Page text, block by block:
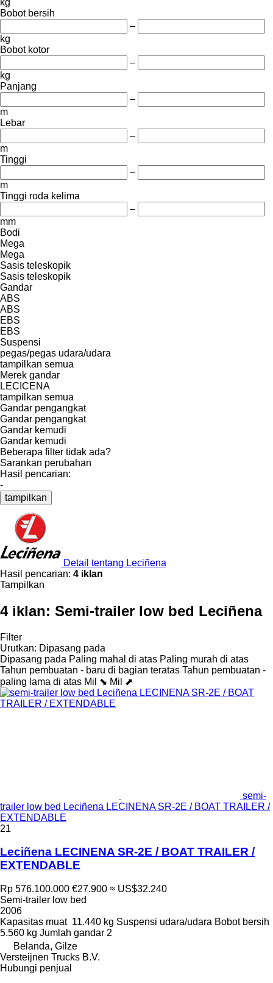
Bobot bersih
–
kg
Bobot kotor
–
kg
Panjang
–
m
Lebar
–
m
Tinggi
–
m
Tinggi roda kelima
–
mm
Bodi
Mega
Mega
Sasis teleskopik
Sasis teleskopik
Gandar
ABS
ABS
EBS
EBS
Suspensi
pegas/pegas udara/udara
tampilkan semua
Merek gandar
LECICENA
tampilkan semua
Gandar pengangkat
Gandar pengangkat
Gandar kemudi
Gandar kemudi
Beberapa filter tidak ada?
Sarankan perubahan
Hasil pencarian:
-
tampilkan
Detail tentang Leciñena
Hasil pencarian: 4 iklan
Tampilkan
4 iklan: Semi-trailer low bed Leciñena
Filter
Urutkan: Dipasang pada
Dipasang pada Paling mahal di atas Paling murah di atas
Tahun pembuatan - baru di bagian teratas Tahun pembuatan -
paling lama di atas Mil ⬊ Mil ⬈
semi-
trailer low bed Leciñena LECINENA SR-2E / BOAT TRAILER /
EXTENDABLE
21
Leciñena LECINENA SR-2E / BOAT TRAILER /
EXTENDABLE
Rp 576.100.000 €27.900 ≈ US$32.240
Semi-trailer low bed
2006
Kapasitas muat 11.440 kg Suspensi udara/udara Bobot bersih
5.560 kg Jumlah gandar 2
Belanda, Gilze
Versteijnen Trucks B.V.
Hubungi penjual